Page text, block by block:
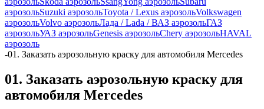
аэрозольSuzuki аэрозольToyota / Lexus аэрозольVolkswagen
аэрозольVolvo аэрозольЛада / Lada / ВАЗ аэрозольГАЗ
аэрозольУАЗ аэрозольGenesis аэрозольChery аэрозольHAVAL
аэрозоль
-01. Заказать аэрозольную краску для автомобиля Mercedes
01. Заказать аэрозольную краску для
автомобиля Mercedes